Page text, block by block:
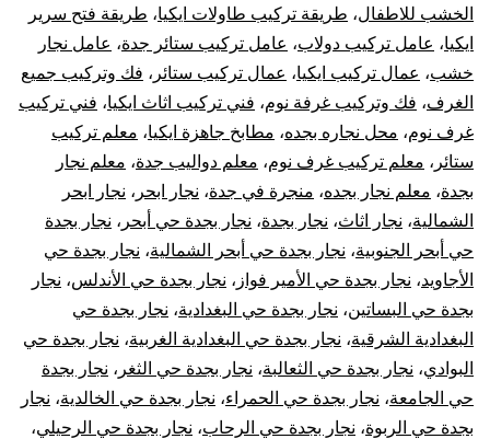
صيانة
وإصلاح
الأبواب
الخشب للاطفال، طريقة تركيب طاولات ايكيا، طريقة فتح سرير
ايكيا، عامل تركيب دولاب، عامل تركيب ستائر جدة، عامل نجار
خشب، عمال تركيب ايكيا، عمال تركيب ستائر ، فك وتركيب جميع
الغرف، فك وتركيب غرفة نوم، فني تركيب اثاث ايكيا، فني تركيب
غرف نوم، محل نجاره بجده، مطابخ جاهزة ايكيا، معلم تركيب
ستائر ، معلم تركيب غرف نوم، معلم دواليب جدة، معلم نجار
بجدة، معلم نجار بجده، منجرة في جدة، نجار ابحر ، نجار ابحر
الشمالية، نجار اثاث، نجار بجدة، نجار بجدة حي أبحر ، نجار بجدة
حي أبحر الجنوبية، نجار بجدة حي أبحر الشمالية، نجار بجدة حي
الأجاويد، نجار بجدة حي الأمير فواز ، نجار بجدة حي الأندلس، نجار
بجدة حي البساتين، نجار بجدة حي البغدادية، نجار بجدة حي
البغدادية الشرقية، نجار بجدة حي البغدادية الغربية، نجار بجدة حي
البوادي، نجار بجدة حي الثعالبة، نجار بجدة حي الثغر ، نجار بجدة
حي الجامعة، نجار بجدة حي الحمراء، نجار بجدة حي الخالدية، نجار
بجدة حي الربوة، نجار بجدة حي الرحاب، نجار بجدة حي الرحيلي،